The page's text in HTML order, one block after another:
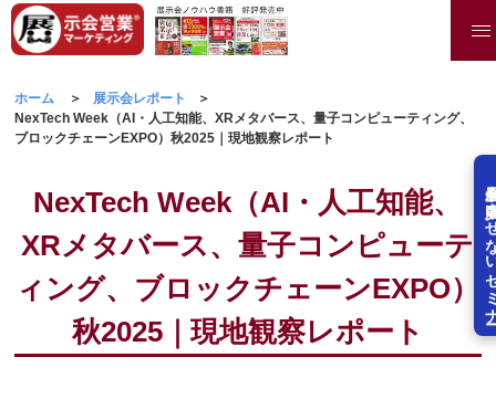
展示会を失
ホーム
展示会レポート
NexTech Week（AI・人工知能、XRメタバース、量子コンピューティング、
ブロックチェーンEXPO）秋2025｜現地観察レポート
NexTech Week（AI・人工知能、
XRメタバース、量子コンピューテ
ィング、ブロックチェーンEXPO）
秋2025｜現地観察レポート